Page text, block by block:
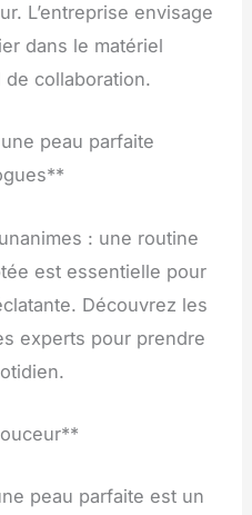
L’entreprise envisage
dans le matériel
collaboration.
peau parfaite
: une routine
est essentielle pour
Découvrez les
experts pour prendre
peau parfaite est un